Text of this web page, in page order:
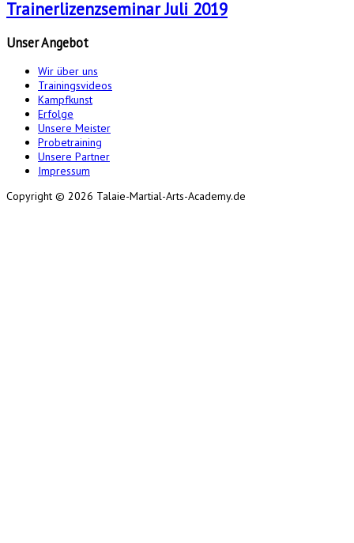
Trainerlizenzseminar Juli 2019
UnserAngebot
Wir über uns
Trainingsvideos
Kampfkunst
Erfolge
Unsere Meister
Probetraining
Unsere Partner
Impressum
Copyright © 2026 Talaie-Martial-Arts-Academy.de